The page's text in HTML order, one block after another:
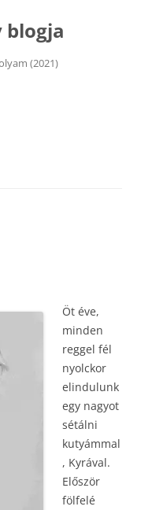
blogja
(2021)
Öt éve,
minden
reggel fél
nyolckor
elindulunk
egy nagyot
sétálni
kutyámmal
, Kyrával.
Először
fölfelé